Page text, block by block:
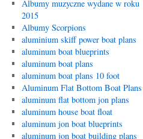
Albumy muzyczne wydane w roku
2015
Albumy Scorpions
aluminium skiff power boat plans
aluminum boat blueprints
aluminum boat plans
aluminum boat plans 10 foot
Aluminum Flat Bottom Boat Plans
aluminum flat bottom jon plans
aluminum house boat float
aluminum jon boat blueprints
aluminum jon boat building plans